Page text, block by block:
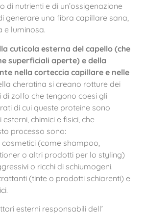
di nutrienti e di un’ossigenazione
generare una fibra capillare sana,
e luminosa.
cuticola esterna del capello (che
superficiali aperte) e della
nella corteccia capillare e nelle
cheratina si creano rotture dei
zolfo che tengono coesi gli
di cui queste proteine sono
chimici e fisici, che
processo sono:
(come shampoo,
o altri prodotti per lo styling)
o ricchi di schiumogeni.
(tinte o prodotti schiarenti) e
esterni responsabili dell’